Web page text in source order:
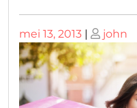
Geplaatst
op
mei 13, 2013 | Geplaatst
op
john